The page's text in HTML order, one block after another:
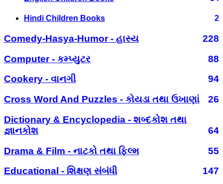
Hindi Children Books 2
Comedy-Hasya-Humor - હાસ્ય
228
Computer - કમ્પ્યુટર
88
Cookery - વાનગી
94
Cross Word And Puzzles - કોયડા તથા ઉખાણાં
26
Dictionary & Encyclopedia - શબ્દકોશ તથા
જ્ઞાનકોશ
64
Drama & Film - નાટકો તથા ફિલ્મ
55
Educational - શિક્ષણ સંબંધી
147